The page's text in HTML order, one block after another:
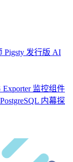
Pigsty 发行版 AI
Exporter 监控组件
PostgreSQL 内幕探